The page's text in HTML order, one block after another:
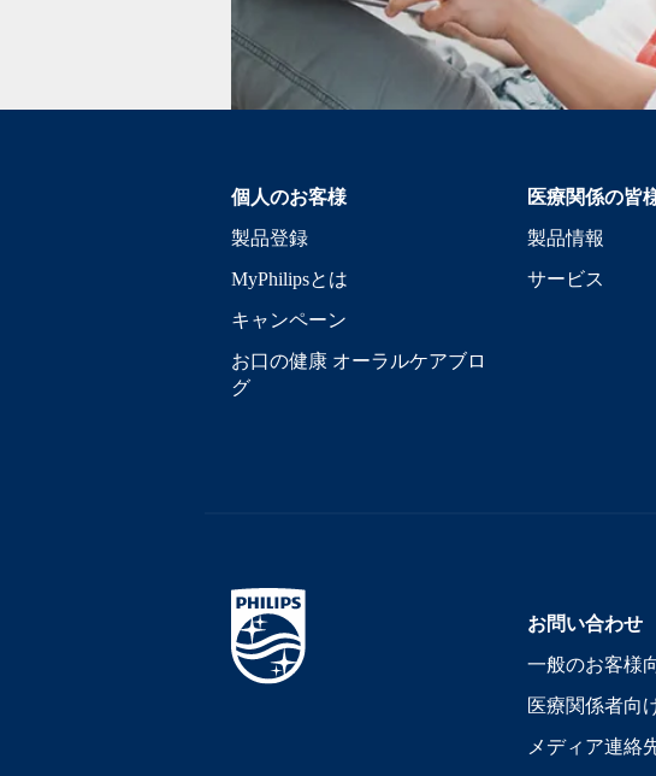
個人のお客様
製品登録
MyPhilipsとは
キャンペーン
お口の健康 オーラルケアブロ
グ
医療関係の皆
製品情報
サービス
お問い合わせ
一般のお客様
医療関係者向
メディア連絡